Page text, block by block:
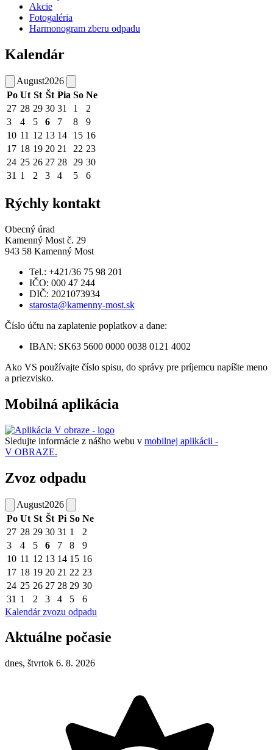
Akcie
Fotogaléria
Harmonogram zberu odpadu
Kalendár
August2026
Po Ut St Št Pia So Ne
27 28 29 30 31 1
2
3
4 5 6 7 8
9
10 11 12 13 14 15 16
17 18 19 20 21 22 23
24 25 26 27 28 29 30
31 1 2 3 4 5 6
Rýchly kontakt
Obecný úrad
Kamenný Most č. 29
943 58 Kamenný Most
Tel.: +421/36 75 98 201
IČO: 000 47 244
DIČ: 2021073934
starosta@kamenny-most.sk
Číslo účtu na zaplatenie poplatkov a dane:
IBAN: SK63 5600 0000 0038 0121 4002
Ako VS používajte číslo spisu, do správy pre príjemcu napíšte meno
a priezvisko.
Mobilná aplikácia
Sledujte informácie z nášho webu v mobilnej aplikácii -
V OBRAZE.
Zvoz odpadu
August2026
Po Ut St Št Pi So Ne
27 28 29 30 31 1
2
3
4 5 6 7 8
9
10 11 12 13 14 15 16
17 18 19 20 21 22 23
24 25 26 27 28 29 30
31 1 2 3 4 5
6
Kalendár zvozu odpadu
Aktuálne počasie
dnes, štvrtok 6. 8. 2026